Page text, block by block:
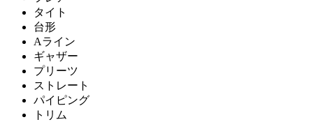
タイト
台形
Aライン
ギャザー
プリーツ
ストレート
パイピング
トリム